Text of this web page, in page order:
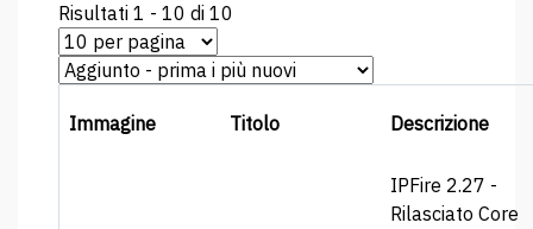
Risultati 1 - 10 di 10
Immagine Titolo Descrizione
IPFire 2.27 -
Rilasciato Core